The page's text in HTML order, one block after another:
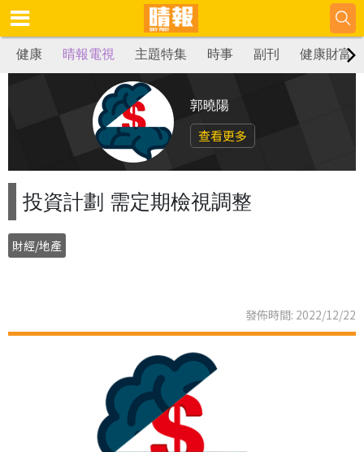
健康 晴報電視 主題特集 時事 副刊 健康財富
郭曉陽
查看更多
投資計劃 需定期檢視調整
財經/地產
發佈時間: 2022/12/22